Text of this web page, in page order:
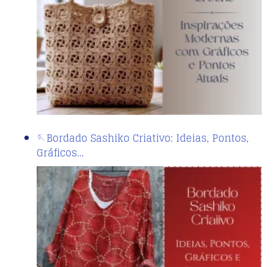
🪡Bordado Sashiko Criativo: Ideias, Pontos,
Gráficos…